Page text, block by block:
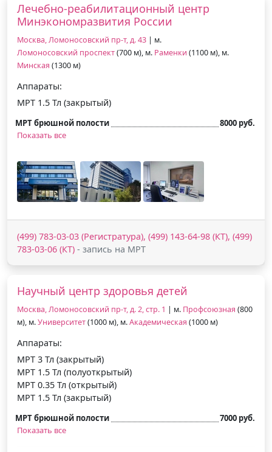
Лечебно-реабилитационный центр
Минэкономразвития России
Москва, Ломоносовский пр-т, д. 43 | м.
Ломоносовский проспект(700 м), м. Раменки (1100 м), м.
Минская (1300 м)
Аппараты:
МРТ 1.5 Тл (закрытый)
МРТ брюшной полости
8000 руб.
Показать все
(499) 783-03-03 (Регистратура), (499) 143-64-98 (КТ), (499)
783-03-06 (КТ) - запись на МРТ
Научный центр здоровья детей
Москва, Ломоносовский пр-т, д. 2, стр. 1 | м. Профсоюзная (800
м), м.Университет(1000 м), м.Академическая (1000 м)
Аппараты:
МРТ 3 Тл (закрытый)
МРТ 1.5 Тл (полуоткрытый)
МРТ 0.35 Тл (открытый)
МРТ 1.5 Тл (закрытый)
МРТ брюшной полости
7000 руб.
Показать все